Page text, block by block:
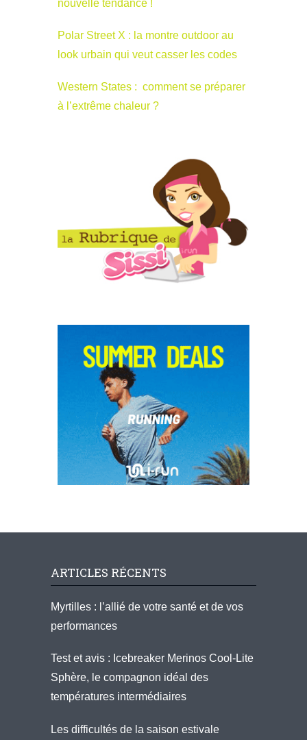
nouvelle tendance !
Polar Street X : la montre outdoor au
look urbain qui veut casser les codes
Western States : comment se préparer
à l’extrême chaleur ?
ARTICLES RÉCENTS
Myrtilles : l’allié de votre santé et de vos
performances
Test et avis : Icebreaker Merinos Cool-Lite
Sphère, le compagnon idéal des
températures intermédiaires
Les difficultés de la saison estivale